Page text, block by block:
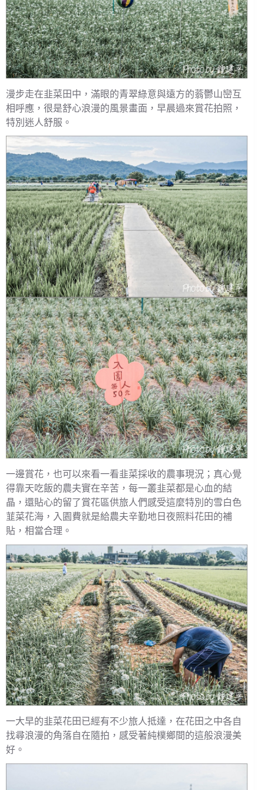
漫步走在韭菜田中，滿眼的青翠綠意與遠方的蓊鬱山巒互
相呼應，很是舒心浪漫的風景畫面，早晨過來賞花拍照，
特別迷人舒服。
一邊賞花，也可以來看一看韭菜採收的農事現況；真心覺
得靠天吃飯的農夫實在辛苦，每一叢韭菜都是心血的結
晶，還貼心的留了賞花區供旅人們感受這麼特別的雪白色
韮菜花海，入園費就是給農夫辛勤地日夜照料花田的補
貼，相當合理。
一大早的韭菜花田已經有不少旅人抵達，在花田之中各自
找尋浪漫的角落自在隨拍，感受著純樸鄉間的這般浪漫美
好。